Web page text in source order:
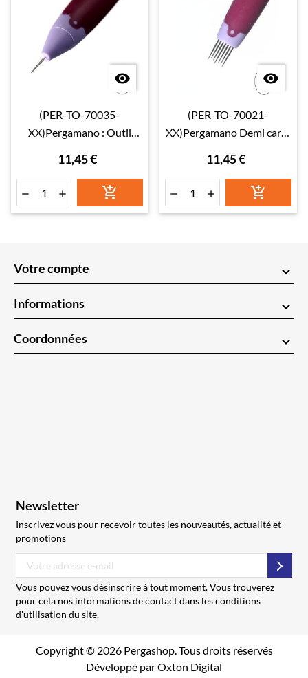

(PER-TO-70035-
XX)Pergamano : Outil
(10241)
11,45 €
  

(PER-TO-70021-
XX)Pergamano Demi carré
11,45 €
  
Votre compte keyboard_arrow_down
Informations keyboard_arrow_down
Coordonnées keyboard_arrow_down
Newsletter
Inscrivez vous pour recevoir toutes les nouveautés, actualité et
promotions
Vous pouvez vous désinscrire à tout moment. Vous trouverez
pour cela nos informations de contact dans les conditions
d'utilisation du site.
Copyright © 2026 Pergashop. Tous droits réservés
Développé parOxton Digital